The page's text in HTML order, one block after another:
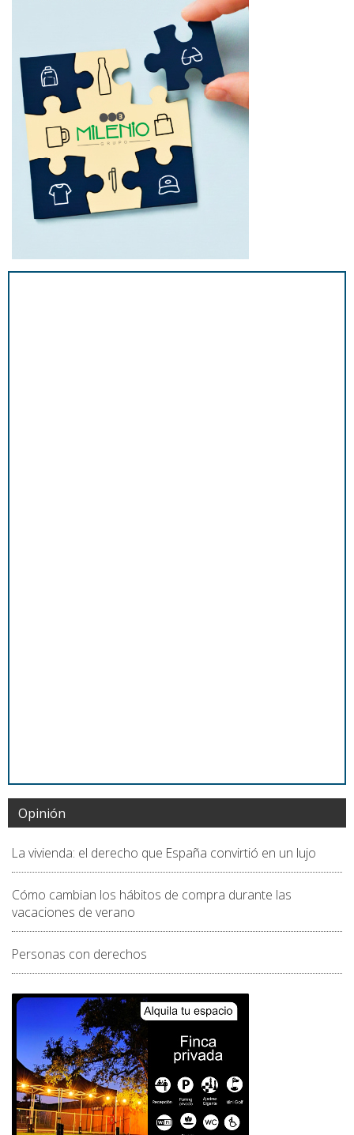
Opinión
La vivienda: el derecho que España convirtió en un lujo
Cómo cambian los hábitos de compra durante las
vacaciones de verano
Personas con derechos